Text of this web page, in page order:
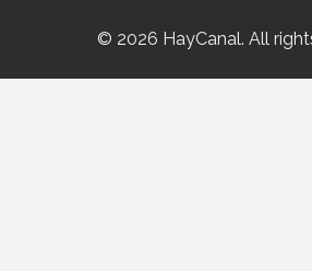
© 2026 HayCanal. All